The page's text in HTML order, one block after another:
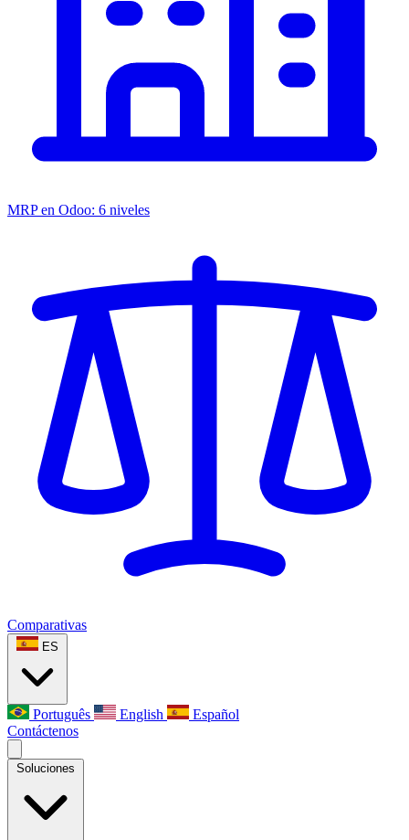
MRP en Odoo: 6 niveles
Comparativas
ES
Português English
Español
Contáctenos
Soluciones